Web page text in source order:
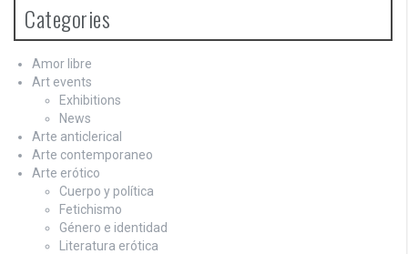
Categories
Amor libre
Art events
Exhibitions
News
Arte anticlerical
Arte contemporaneo
Arte erótico
Cuerpo y política
Fetichismo
Género e identidad
Literatura erótica